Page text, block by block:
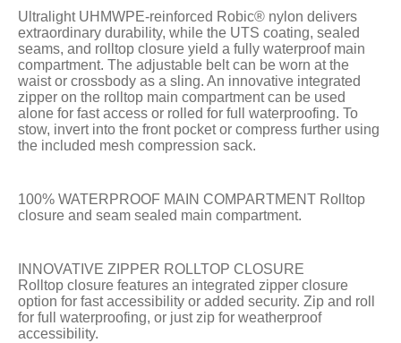
Ultralight UHMWPE-reinforced Robic® nylon delivers
extraordinary durability, while the UTS coating, sealed
seams, and rolltop closure yield a fully waterproof main
compartment. The adjustable belt can be worn at the
waist or crossbody as a sling. An innovative integrated
zipper on the rolltop main compartment can be used
alone for fast access or rolled for full waterproofing. To
stow, invert into the front pocket or compress further using
the included mesh compression sack.
100% WATERPROOF MAIN COMPARTMENT Rolltop
closure and seam sealed main compartment.
INNOVATIVE ZIPPER ROLLTOP CLOSURE
Rolltop closure features an integrated zipper closure
option for fast accessibility or added security. Zip and roll
for full waterproofing, or just zip for weatherproof
accessibility.